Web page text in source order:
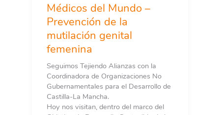
Médicos del Mundo –
Prevención de la
mutilación genital
femenina
Seguimos Tejiendo Alianzas con la
Coordinadora de Organizaciones No
Gubernamentales para el Desarrollo de
Castilla-La Mancha.
Hoy nos visitan, dentro del marco del